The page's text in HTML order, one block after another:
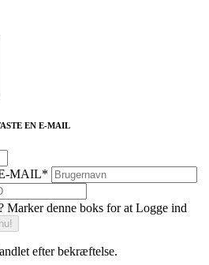
EN E-MAIL
MAIL*
Marker denne boks for at Logge ind
efter bekræftelse.